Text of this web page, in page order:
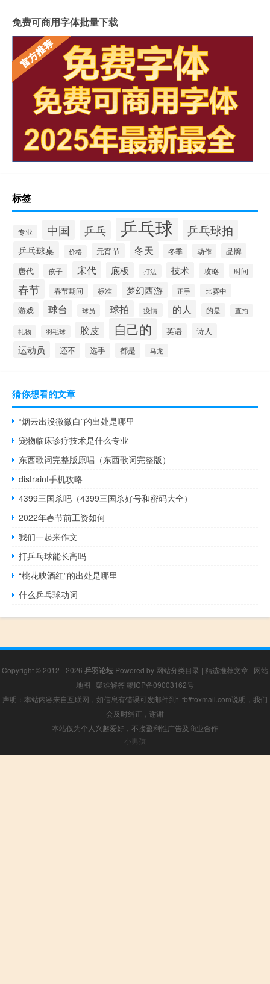
免费可商用字体批量下载
标签
专业 中国 乒乓 乒乓球 乒乓球拍
乒乓球桌 价格 元宵节 冬天 冬季 动作
品牌
唐代
孩子 宋代 底板 打法 技术 攻略 时间
春节 春节期间 标准 梦幻西游 正手 比赛中
游戏 球台 球员 球拍 疫情 的人 的是 直拍
礼物 羽毛球 胶皮 自己的 英语 诗人
运动员 还不 选手 都是 马龙
猜你想看的文章
“烟云出没微微白”的出处是哪里
宠物临床诊疗技术是什么专业
东西歌词完整版原唱（东西歌词完整版）
distraint手机攻略
4399三国杀吧（4399三国杀好号和密码大全）
2022年春节前工资如何
我们一起来作文
打乒乓球能长高吗
“桃花映酒红”的出处是哪里
什么乒乓球动词
Copyright © 2012 - 2026 乒羽论坛 Powered by 网站分类目录 | 精选推荐文章 | 网站
地图 | 疑难解答 赣ICP备09003162号
声明：本站内容来自互联网，如信息有错误可发邮件到f_fb#foxmail.com说明，我们
会及时纠正，谢谢
本站仅为个人兴趣爱好，不接盈利性广告及商业合作
小男孩